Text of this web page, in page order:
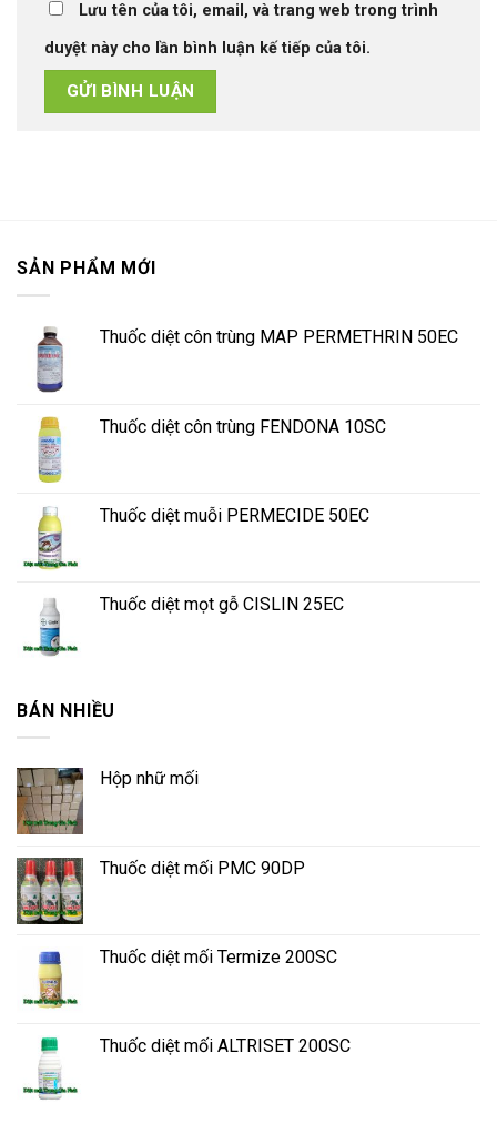
Lưu tên của tôi, email, và trang web trong trình
duyệt này cho lần bình luận kế tiếp của tôi.
SẢN PHẨM MỚI
Thuốc diệt côn trùng MAP PERMETHRIN 50EC
Thuốc diệt côn trùng FENDONA 10SC
Thuốc diệt muỗi PERMECIDE 50EC
Thuốc diệt mọt gỗ CISLIN 25EC
BÁN NHIỀU
Hộp nhữ mối
Thuốc diệt mối PMC 90DP
Thuốc diệt mối Termize 200SC
Thuốc diệt mối ALTRISET 200SC